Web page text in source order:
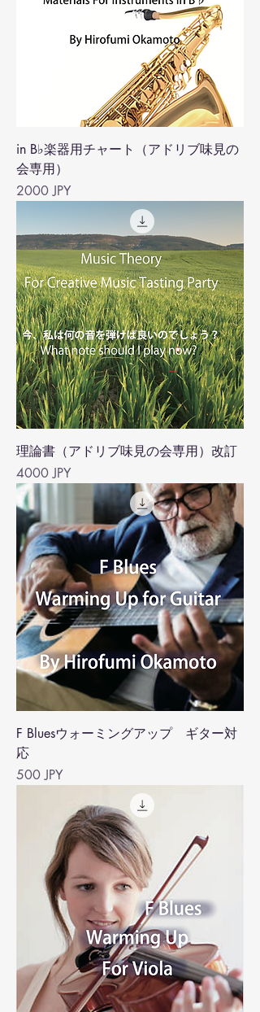
in B♭楽器用チャート（アドリブ味見の
会専用）
Precio
2000 JPY
理論書（アドリブ味見の会専用）改訂
Precio
4000 JPY
F Bluesウォーミングアップ ギター対
応
Precio
500 JPY